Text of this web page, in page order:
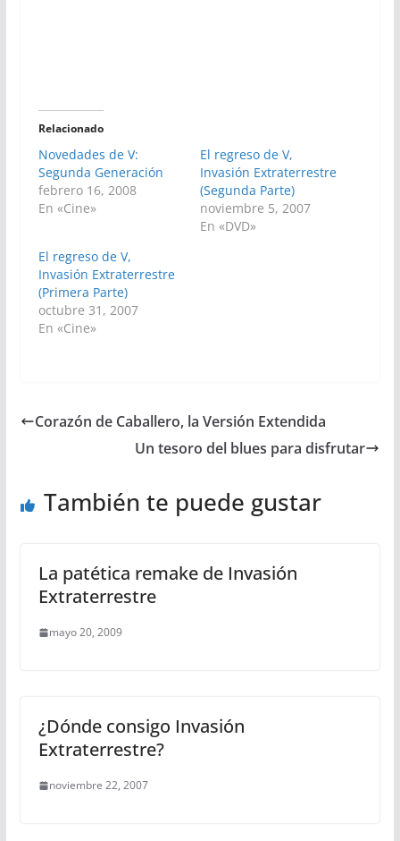
Relacionado
Novedades de V:
Segunda Generación
febrero 16, 2008
En «Cine»
El regreso de V,
Invasión Extraterrestre
(Segunda Parte)
noviembre 5, 2007
En «DVD»
El regreso de V,
Invasión Extraterrestre
(Primera Parte)
octubre 31, 2007
En «Cine»
Corazón de Caballero, la Versión Extendida
Un tesoro del blues para disfrutar
También te puede gustar
La patética remake de Invasión
Extraterrestre
mayo 20, 2009
¿Dónde consigo Invasión
Extraterrestre?
noviembre 22, 2007